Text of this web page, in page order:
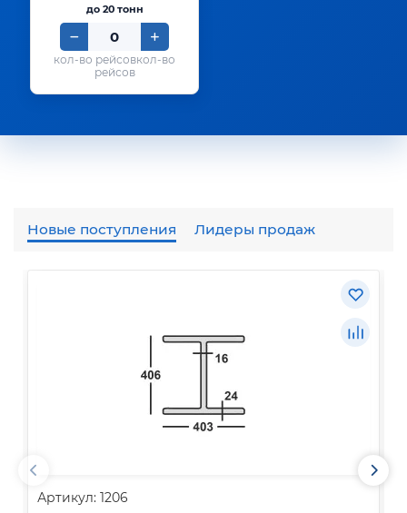
до 20 тонн
кол-во
рейсов
Новые поступления Лидеры продаж
Артикул: 1206